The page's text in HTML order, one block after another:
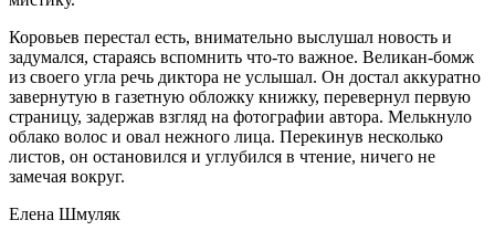
Коровьев перестал есть, внимательно выслушал новость и
задумался, стараясь вспомнить что-то важное. Великан-бомж
из своего угла речь диктора не услышал. Он достал аккуратно
завернутую в газетную обложку книжку, перевернул первую
страницу, задержав взгляд на фотографии автора. Мелькнуло
облако волос и овал нежного лица. Перекинув несколько
листов, он остановился и углубился в чтение, ничего не
замечая вокруг.
Елена Шмуляк